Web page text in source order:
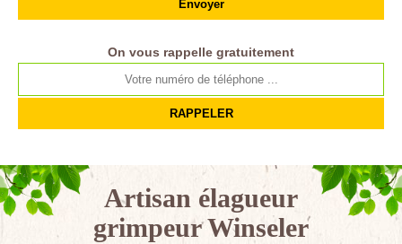
On vous rappelle gratuitement
Artisan élagueur
grimpeur Winseler